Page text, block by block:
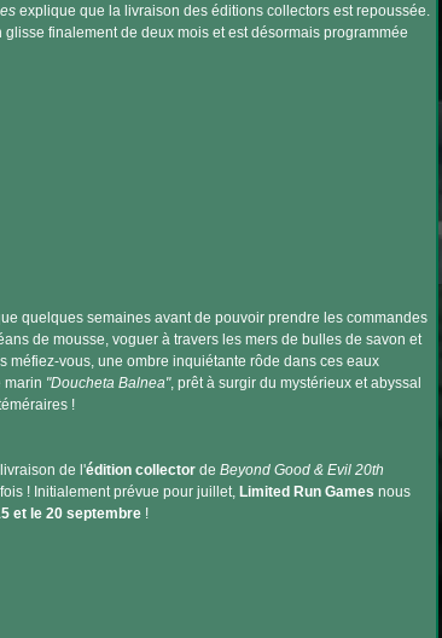
explique que la livraison des éditions collectors est repoussée.
finalement de deux mois et est désormais programmée
quelques semaines avant de pouvoir prendre les commandes
de mousse, voguer à travers les mers de bulles de savon et
méfiez-vous, une ombre inquiétante rôde dans ces eaux
marin "Doucheta Balnea", prêt à surgir du mystérieux et abyssal
!
de l'édition collectorde Beyond Good & Evil 20th
! Initialement prévue pour juillet, Limited Run Games nous
et le 20 septembre!